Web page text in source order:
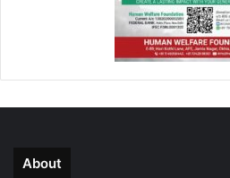
About